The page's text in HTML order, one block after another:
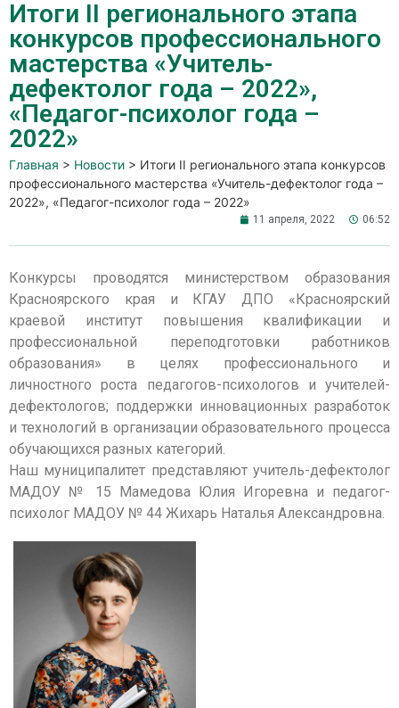
Итоги II регионального этапа
конкурсов профессионального
мастерства «Учитель-
дефектолог года – 2022»,
«Педагог-психолог года –
2022»
Главная > Новости > Итоги II регионального этапа конкурсов
профессионального мастерства «Учитель-дефектолог года –
2022», «Педагог-психолог года – 2022»
11 апреля, 2022 06:52
Конкурсы проводятся министерством образования
Красноярского края и КГАУ ДПО «Красноярский
краевой институт повышения квалификации и
профессиональной переподготовки работников
образования» в целях профессионального и
личностного роста педагогов-психологов и учителей-
дефектологов; поддержки инновационных разработок
и технологий в организации образовательного процесса
обучающихся разных категорий.
Наш муниципалитет представляют учитель-дефектолог
МАДОУ № 15 Мамедова Юлия Игоревна и педагог-
психолог МАДОУ № 44 Жихарь Наталья Александровна.